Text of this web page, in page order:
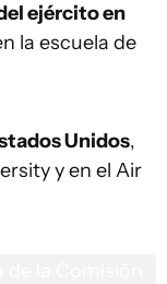
ejército en
la escuela de
Unidos,
y en el Air